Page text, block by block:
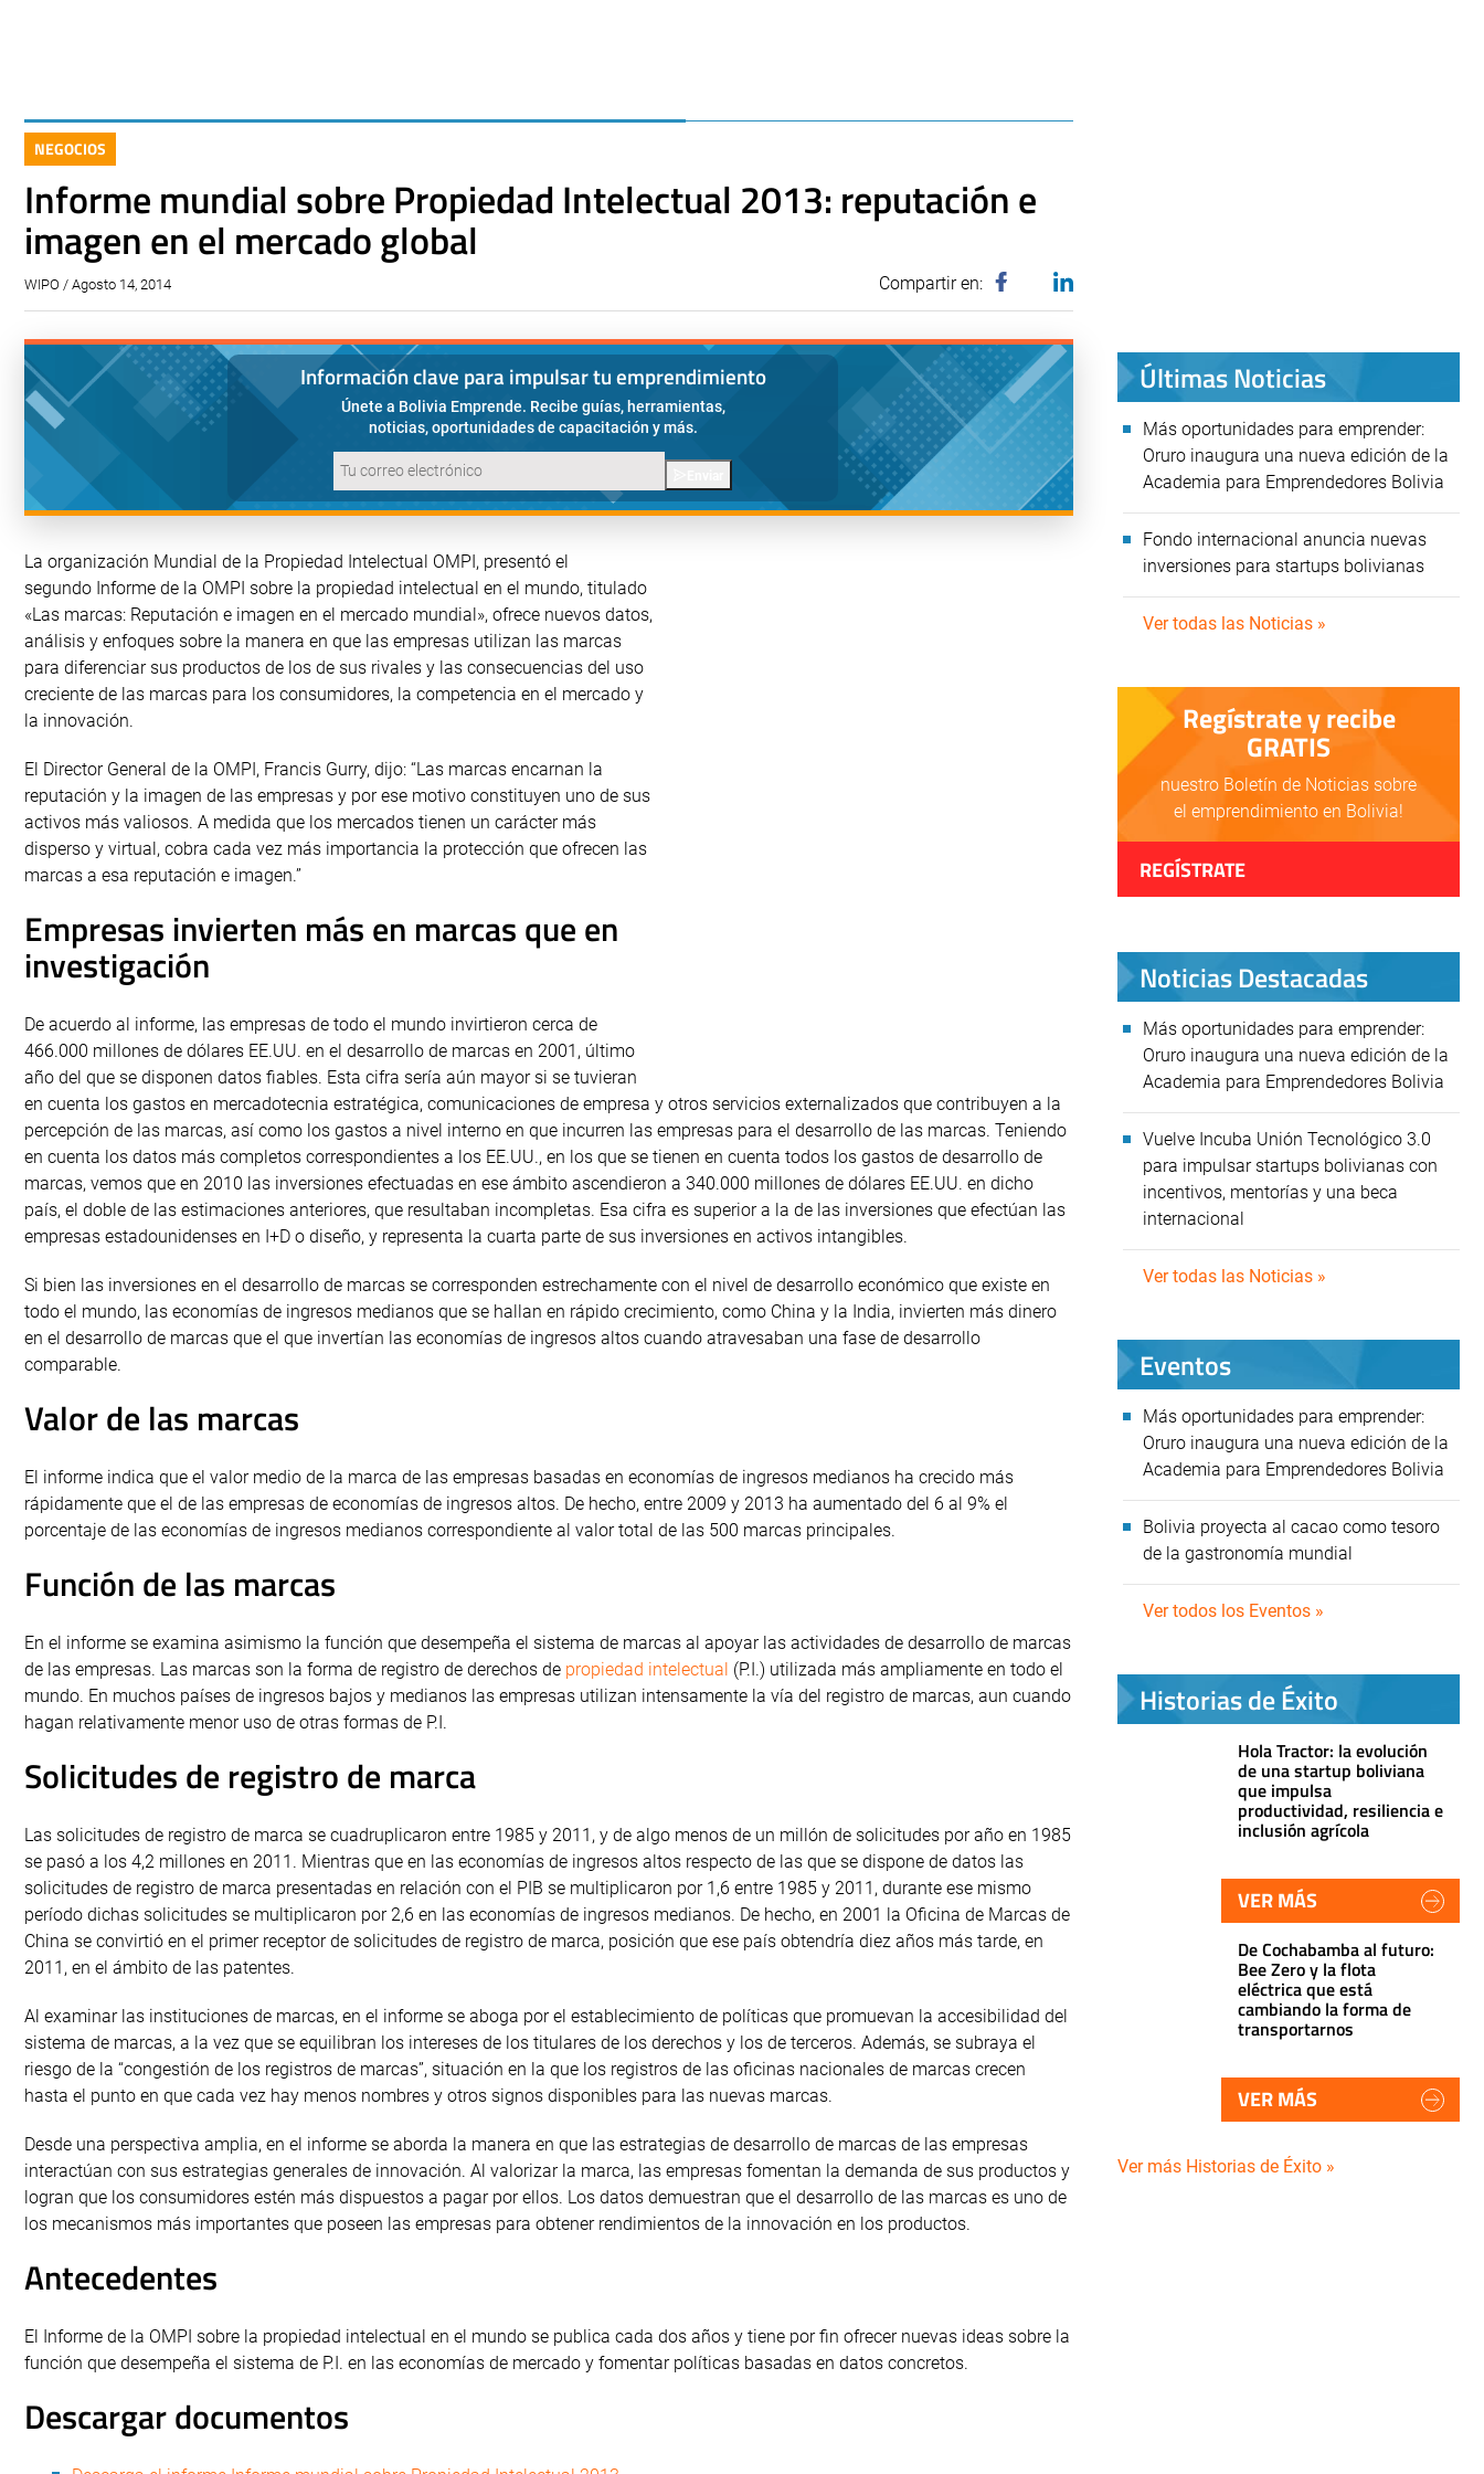
NEGOCIOS
Informe mundial sobre Propiedad Intelectual 2013: reputación e
imagen en el mercado global
WIPO / Agosto 14, 2014 Compartir en:
Información clave para impulsar tu emprendimiento
Únete a Bolivia Emprende. Recibe guías, herramientas,
noticias, oportunidades de capacitación y más.
La organización Mundial de la Propiedad Intelectual OMPI, presentó el
segundo Informe de la OMPI sobre la propiedad intelectual en el mundo, titulado
«Las marcas: Reputación e imagen en el mercado mundial», ofrece nuevos datos,
análisis y enfoques sobre la manera en que las empresas utilizan las marcas
para diferenciar sus productos de los de sus rivales y las consecuencias del uso
creciente de las marcas para los consumidores, la competencia en el mercado y
la innovación.
El Director General de la OMPI, Francis Gurry, dijo: “Las marcas encarnan la
reputación y la imagen de las empresas y por ese motivo constituyen uno de sus
activos más valiosos. A medida que los mercados tienen un carácter más
disperso y virtual, cobra cada vez más importancia la protección que ofrecen las
marcas a esa reputación e imagen.”
Empresas invierten más en marcas que en
investigación
De acuerdo al informe, las empresas de todo el mundo invirtieron cerca de
466.000 millones de dólares EE.UU. en el desarrollo de marcas en 2001, último
año del que se disponen datos fiables. Esta cifra sería aún mayor si se tuvieran
en cuenta los gastos en mercadotecnia estratégica, comunicaciones de empresa y otros servicios externalizados que contribuyen a la
percepción de las marcas, así como los gastos a nivel interno en que incurren las empresas para el desarrollo de las marcas. Teniendo
en cuenta los datos más completos correspondientes a los EE.UU., en los que se tienen en cuenta todos los gastos de desarrollo de
marcas, vemos que en 2010 las inversiones efectuadas en ese ámbito ascendieron a 340.000 millones de dólares EE.UU. en dicho
país, el doble de las estimaciones anteriores, que resultaban incompletas. Esa cifra es superior a la de las inversiones que efectúan las
empresas estadounidenses en I+D o diseño, y representa la cuarta parte de sus inversiones en activos intangibles.
Si bien las inversiones en el desarrollo de marcas se corresponden estrechamente con el nivel de desarrollo económico que existe en
todo el mundo, las economías de ingresos medianos que se hallan en rápido crecimiento, como China y la India, invierten más dinero
en el desarrollo de marcas que el que invertían las economías de ingresos altos cuando atravesaban una fase de desarrollo
comparable.
Valor de las marcas
El informe indica que el valor medio de la marca de las empresas basadas en economías de ingresos medianos ha crecido más
rápidamente que el de las empresas de economías de ingresos altos. De hecho, entre 2009 y 2013 ha aumentado del 6 al 9% el
porcentaje de las economías de ingresos medianos correspondiente al valor total de las 500 marcas principales.
Función de las marcas
En el informe se examina asimismo la función que desempeña el sistema de marcas al apoyar las actividades de desarrollo de marcas
de las empresas. Las marcas son la forma de registro de derechos de propiedad intelectual (P.I.) utilizada más ampliamente en todo el
mundo. En muchos países de ingresos bajos y medianos las empresas utilizan intensamente la vía del registro de marcas, aun cuando
hagan relativamente menor uso de otras formas de P.I.
Solicitudes de registro de marca
Las solicitudes de registro de marca se cuadruplicaron entre 1985 y 2011, y de algo menos de un millón de solicitudes por año en 1985
se pasó a los 4,2 millones en 2011. Mientras que en las economías de ingresos altos respecto de las que se dispone de datos las
solicitudes de registro de marca presentadas en relación con el PIB se multiplicaron por 1,6 entre 1985 y 2011, durante ese mismo
período dichas solicitudes se multiplicaron por 2,6 en las economías de ingresos medianos. De hecho, en 2001 la Oficina de Marcas de
China se convirtió en el primer receptor de solicitudes de registro de marca, posición que ese país obtendría diez años más tarde, en
2011, en el ámbito de las patentes.
Al examinar las instituciones de marcas, en el informe se aboga por el establecimiento de políticas que promuevan la accesibilidad del
sistema de marcas, a la vez que se equilibran los intereses de los titulares de los derechos y los de terceros. Además, se subraya el
riesgo de la “congestión de los registros de marcas”, situación en la que los registros de las oficinas nacionales de marcas crecen
hasta el punto en que cada vez hay menos nombres y otros signos disponibles para las nuevas marcas.
Desde una perspectiva amplia, en el informe se aborda la manera en que las estrategias de desarrollo de marcas de las empresas
interactúan con sus estrategias generales de innovación. Al valorizar la marca, las empresas fomentan la demanda de sus productos y
logran que los consumidores estén más dispuestos a pagar por ellos. Los datos demuestran que el desarrollo de las marcas es uno de
los mecanismos más importantes que poseen las empresas para obtener rendimientos de la innovación en los productos.
Antecedentes
El Informe de la OMPI sobre la propiedad intelectual en el mundo se publica cada dos años y tiene por fin ofrecer nuevas ideas sobre la
función que desempeña el sistema de P.I. en las economías de mercado y fomentar políticas basadas en datos concretos.
Descargar documentos
Últimas Noticias
Más oportunidades para emprender:
Oruro inaugura una nueva edición de la
Academia para Emprendedores Bolivia
Fondo internacional anuncia nuevas
inversiones para startups bolivianas
Ver todas las Noticias »
Regístrate y recibe
GRATIS
nuestro Boletín de Noticias sobre
el emprendimiento en Bolivia!
REGÍSTRATE
Noticias Destacadas
Más oportunidades para emprender:
Oruro inaugura una nueva edición de la
Academia para Emprendedores Bolivia
Vuelve Incuba Unión Tecnológico 3.0
para impulsar startups bolivianas con
incentivos, mentorías y una beca
internacional
Ver todas las Noticias »
Eventos
Más oportunidades para emprender:
Oruro inaugura una nueva edición de la
Academia para Emprendedores Bolivia
Bolivia proyecta al cacao como tesoro
de la gastronomía mundial
Ver todos los Eventos »
Historias de Éxito
Hola Tractor: la evolución
de una startup boliviana
que impulsa
productividad, resiliencia e
inclusión agrícola
VER MÁS
De Cochabamba al futuro:
Bee Zero y la flota
eléctrica que está
cambiando la forma de
transportarnos
VER MÁS
Ver más Historias de Éxito »